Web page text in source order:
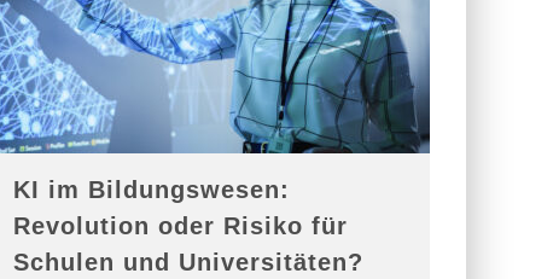
KI im Bildungswesen:
Revolution oder Risiko für
Schulen und Universitäten?